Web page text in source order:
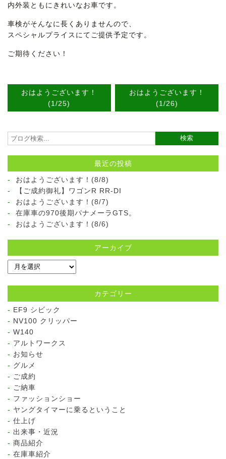
内外装ともにきれいなお車です。
車検がそんなに長くありませんので、
スペシャルプライスにてご提供予定です。
ご期待ください！
おはようございます！
(1/25)
おはようございます！
(1/26)
最近の投稿
おはようございます！(8/8)
【ご成約御礼】ワゴンR RR-DI
おはようございます！(8/7)
在庫車の970後期パナメーラGTS。
おはようございます！(8/6)
アーカイブ
カテゴリー
EF9 シビック
NV100 クリッパー
W140
アルトワークス
お知らせ
グルメ
ご成約
ご納車
ファッションショー
ヤングタイマーに乗るということ
仕上げ
出来事・近況
商品紹介
在庫車紹介